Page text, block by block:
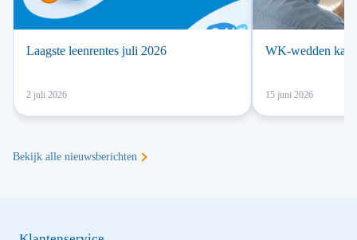
Laagste leenrentes juli 2026
2 juli 2026
WK-wedden kan
15 juni 2026
Bekijk alle nieuwsberichten